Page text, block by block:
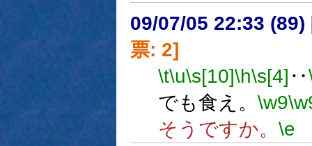
09/07/05 22:33 (89)
票: 2]
\t\u\s[10]\h\s[4] ‥
でも食え。 \w9
そうですか。 \e